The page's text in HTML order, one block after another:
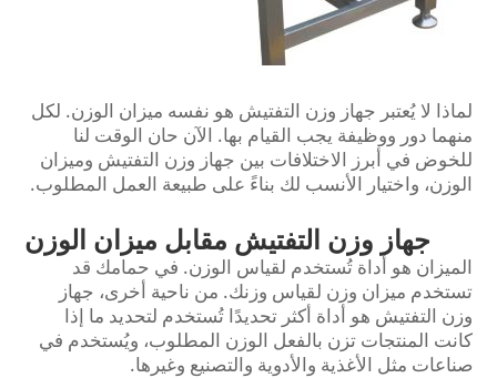
لماذا لا يُعتبر جهاز وزن التفتيش هو نفسه ميزان الوزن. لكل
منهما دور ووظيفة يجب القيام بها. الآن حان الوقت لنا
للخوض في أبرز الاختلافات بين جهاز وزن التفتيش وميزان
الوزن، واختيار الأنسب لك بناءً على طبيعة العمل المطلوب.
جهاز وزن التفتيش مقابل ميزان الوزن
الميزان هو أداة تُستخدم لقياس الوزن. في حمامك قد
تستخدم ميزان وزن لقياس وزنك. من ناحية أخرى، جهاز
وزن التفتيش هو أداة أكثر تحديدًا تُستخدم لتحديد ما إذا
كانت المنتجات تزن بالفعل الوزن المطلوب، ويُستخدم في
صناعات مثل الأغذية والأدوية والتصنيع وغيرها.